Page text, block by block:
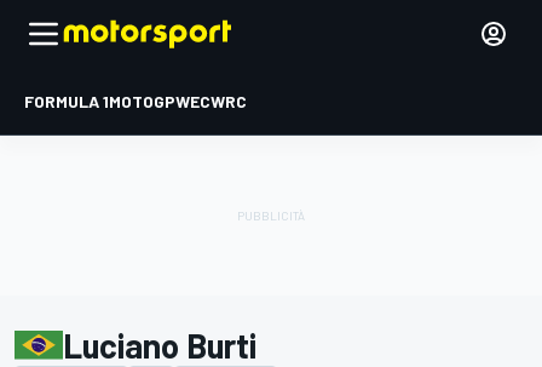
FORMULA 1MOTOGPWECWRC
Luciano Burti